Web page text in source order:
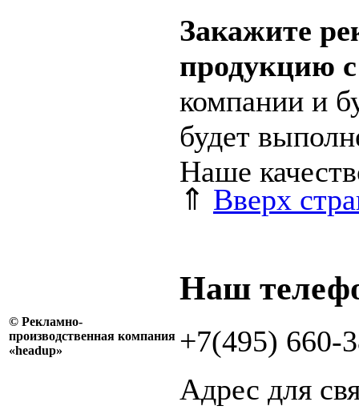
Закажите
продукцию
компании и
будет
Наше
© Рекламно-
производственная компания
«headup»
⇑ Вверх
Наш
+7(495) 660-
Адрес для